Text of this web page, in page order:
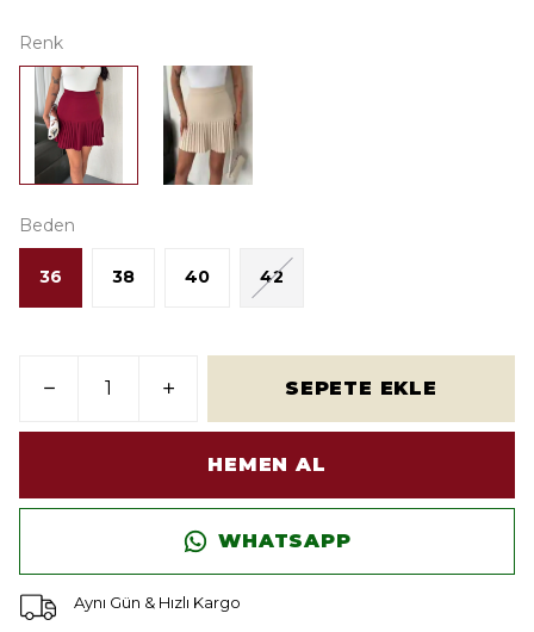
Renk
Beden
36 38 40 42
SEPETE EKLE
HEMEN AL
WHATSAPP
Aynı Gün & Hızlı Kargo